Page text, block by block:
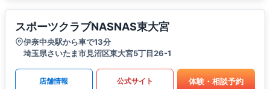
スポーツクラブNASNAS東大宮
伊奈中央駅から車で13分
埼玉県さいたま市見沼区東大宮5丁目26-1
店舗情報 公式サイト 体験・相談予約